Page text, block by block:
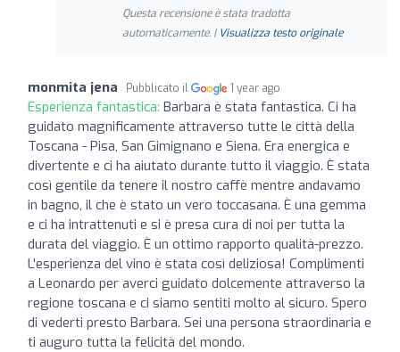
Questa recensione è stata tradotta
automaticamente. | Visualizza testo originale
monmita jena Pubblicato il 1 year ago
Esperienza fantastica: Barbara è stata fantastica. Ci ha
guidato magnificamente attraverso tutte le città della
Toscana - Pisa, San Gimignano e Siena. Era energica e
divertente e ci ha aiutato durante tutto il viaggio. È stata
così gentile da tenere il nostro caffè mentre andavamo
in bagno, il che è stato un vero toccasana. È una gemma
e ci ha intrattenuti e si è presa cura di noi per tutta la
durata del viaggio. È un ottimo rapporto qualità-prezzo.
L'esperienza del vino è stata così deliziosa! Complimenti
a Leonardo per averci guidato dolcemente attraverso la
regione toscana e ci siamo sentiti molto al sicuro. Spero
di vederti presto Barbara. Sei una persona straordinaria e
ti auguro tutta la felicità del mondo.